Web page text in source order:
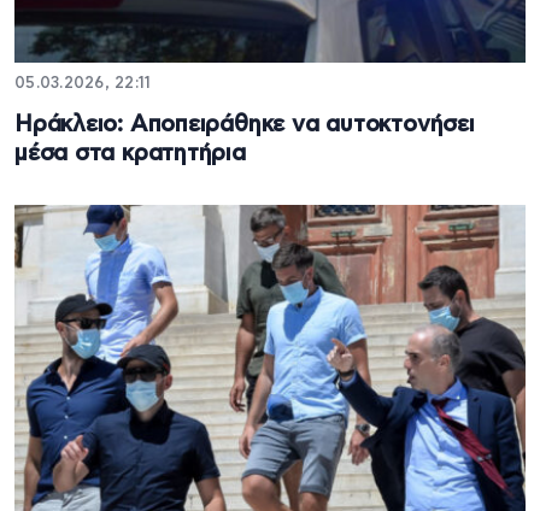
05.03.2026, 22:11
Ηράκλειο: Αποπειράθηκε να αυτοκτονήσει
μέσα στα κρατητήρια